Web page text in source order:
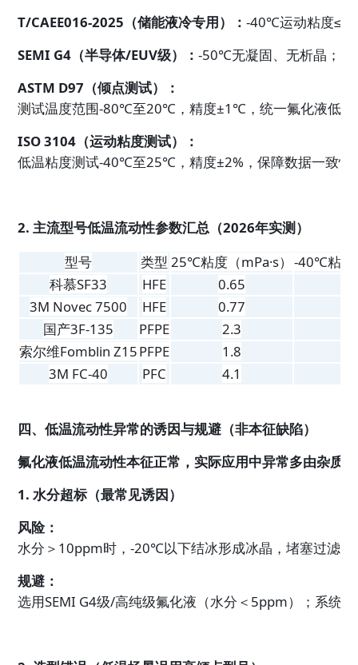
T/CAEE016-2025（储能液冷专用）：-40℃运动粘度
SEMI G4（半导体/EUV级）：-50℃无凝固、无析晶；-
ASTM D97（倾点测试）：
测试温度范围-80℃至20℃，精度±1℃，统一氟化液低温
ISO 3104（运动粘度测试）：
低温粘度测试-40℃至25℃，精度±2%，保障数据一致性
2. 主流型号低温流动性参数汇总（2026年实测）
型号
类型 25℃粘度（mPa·s） -40℃粘度
科慕SF33
HFE 0.65
3M Novec 7500
HFE 0.77
国产3F-135
PFPE 2.3
索尔维Fomblin Z15PFPE 1.8
3M FC-40
PFC 4.1
四、低温流动性异常的诱因与规避（非本征缺陷）
氟化液低温流动性本征正常，实际应用中异常多由杂质
1. 水分超标（最常见诱因）
风险：
水分＞10ppm时，-20℃以下结冰形成冰晶，堵塞过滤
规避：
选用SEMI G4级/高纯级氟化液（水分＜5ppm）；系统